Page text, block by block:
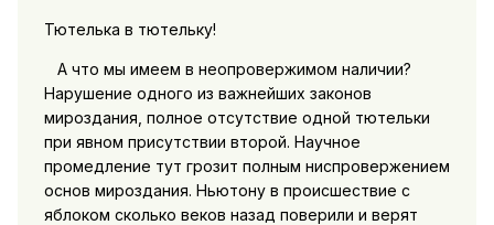
Тютелька в тютельку!
А что мы имеем в неопровержимом наличии?
Нарушение одного из важнейших законов
мироздания, полное отсутствие одной тютельки
при явном присутствии второй. Научное
промедление тут грозит полным ниспровержением
основ мироздания. Ньютону в происшествие с
яблоком сколько веков назад поверили и верят